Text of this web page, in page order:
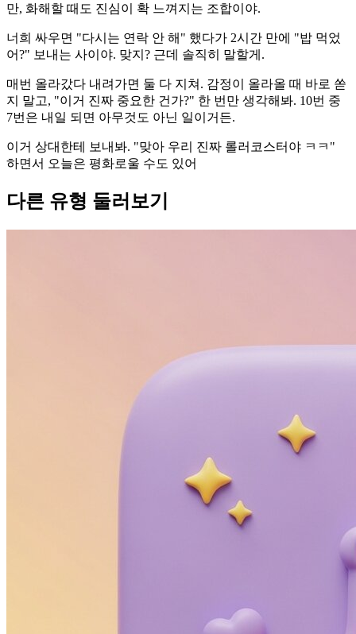
만, 화해할 때도 진심이 확 느껴지는 조합이야.
너희 싸우면 "다시는 연락 안 해" 했다가 2시간 만에 "밥 먹었
어?" 보내는 사이야. 맞지? 근데 솔직히 말할게.
매번 올라갔다 내려가면 둘 다 지쳐. 감정이 올라올 때 바로 쏟
지 말고, "이거 진짜 중요한 건가?" 한 번만 생각해봐. 10번 중
7번은 내일 되면 아무것도 아닌 일이거든.
이거 상대한테 보내봐. "맞아 우리 진짜 롤러코스터야 ㅋㅋ"
하면서 오늘은 평화로울 수도 있어
다른 유형 둘러보기